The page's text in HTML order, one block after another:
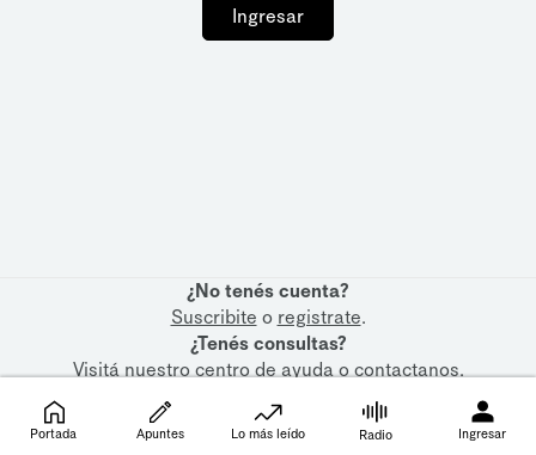
Ingresar
¿No tenés cuenta?
Suscribite o registrate.
¿Tenés consultas?
Visitá nuestrocentro de ayudaocontactanos.
Portada Apuntes Lo más leído Radio Ingresar